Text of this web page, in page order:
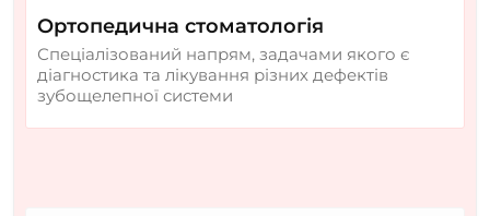
Ортопедична стоматологія
Спеціалізований напрям, задачами якого є
діагностика та лікування різних дефектів
зубощелепної системи